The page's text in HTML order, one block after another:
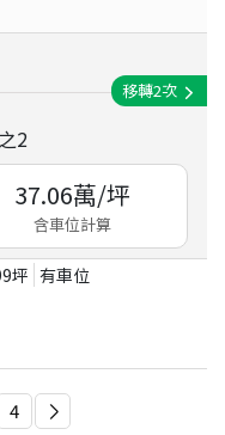
2
移轉2次
37.06萬/坪
含車位計算
坪 有車位
4